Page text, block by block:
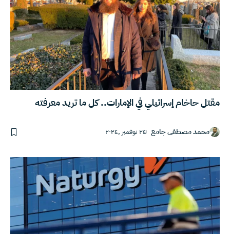
مقتل حاخام إسرائيلي في الإمارات.. كل ما تريد معرفته
محمد مصطفى جامع ٢٤ نوفمبر ,٢٠٢٤